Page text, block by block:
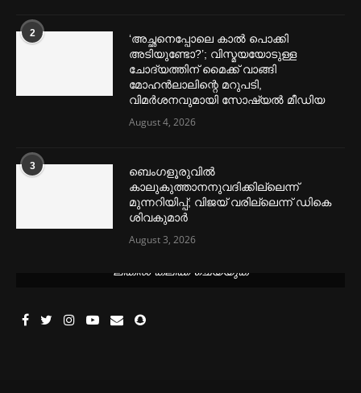
2
‘അച്ഛനെപ്പോലെ കാല്‍ പൊക്കി
അടിയുണ്ടോ?’; വിസ്മയയോടുള്ള
ചോദ്യത്തിന് മൈക്ക് വാങ്ങി
മോഹൻലാലിന്റെ മറുപടി,
വിമര്‍ശനവുമായി സോഷ്യല്‍ മീഡിയ
August 4, 2026
3
ബെംഗളൂരുവില്‍
കാലുകുത്താനനുവദിക്കില്ലെന്ന്
മുന്നറിയിപ്പ്; വിജയ് വരില്ലെന്ന് ഡികെ
ശിവകുമാര്‍
August 3, 2026
ലിങ്കിൽ ക്ലിക്ക് ചെയ്യുക